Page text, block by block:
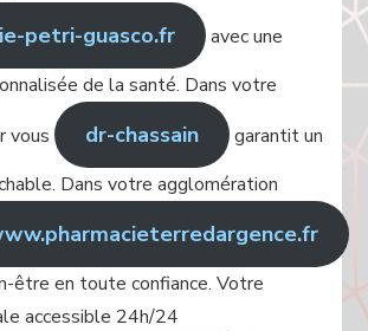
petri-guasco.fr
avec une
de la santé. Dans votre
vous
dr-chassain
garantit un
Dans votre agglomération
être en toute confiance. Votre
accessible 24h/24